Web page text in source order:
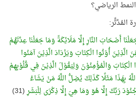
المُدَّثِّر:
أَصْحَابَ النَّارِ إِلَّا مَلَائِكَةً وَمَا جَعَلْنَا عِدَّتَهُمْ
الَّذِيْنَ أُوْتُوا الْكِتَابَ وَيَزْدَادَ الَّذِيْنَ آمَنُوا
الْكِتَابَ وَالْمُؤْمِنُوْنَ وَلِيَقُوْلَ الَّذِيْنَ فِي قُلُوْبِهِمْ
بِهَذَا مَثَلًا كَذَلِكَ يُضِلُّ اللَّهُ مَنْ يَشَاءُ
رَبِّكَ إِلَّا هُوَ وَمَا هِيَ إِلَّا ذِكْرَى لِلْبَشَرِ
(31)